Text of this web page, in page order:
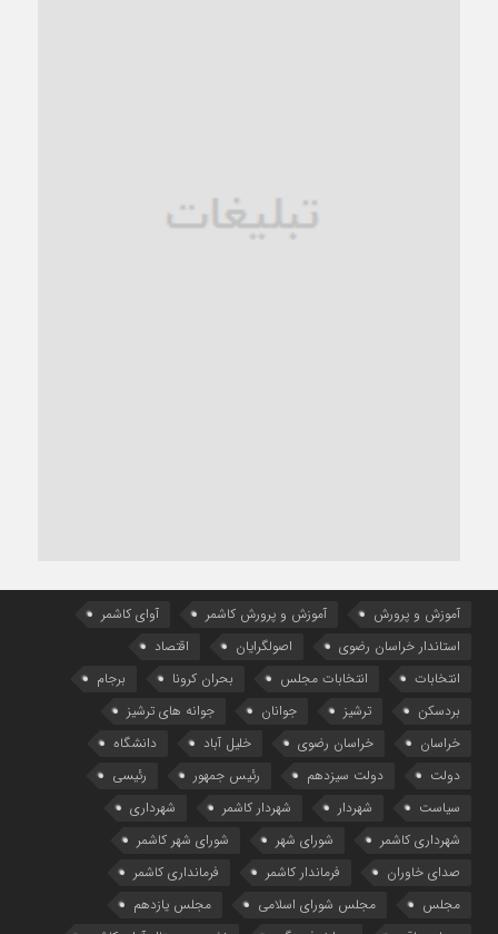
آموزش و پرورش آموزش و پرورش کاشمر
آوای کاشمر
استاندار خراسان رضوی
اصولگرایان
اقتصاد
انتخابات
انتخابات مجلس بحران کرونا
برجام
بردسکن
ترشیز جوانان
جوانه های ترشیز
خراسان
خراسان رضوی خلیل آباد
دانشگاه
دولت
دولت سیزدهم رئیس جمهور
رئیسی
سیاست
شهردار شهردار کاشمر
شهرداری
شهرداری کاشمر
شورای شهر
شورای شهر کاشمر
صدای خاوران
فرماندار کاشمر
فرمانداری کاشمر
مجلس
مجلس شورای اسلامی
مجلس یازدهم